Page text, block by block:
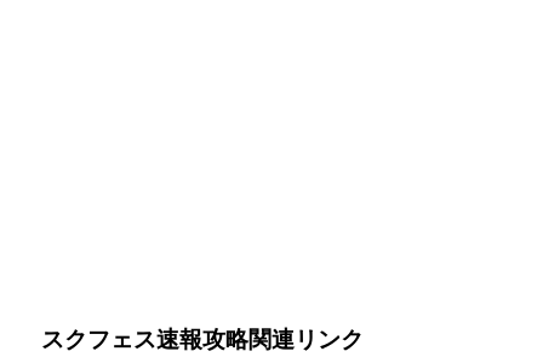
スクフェス速報攻略関連リンク